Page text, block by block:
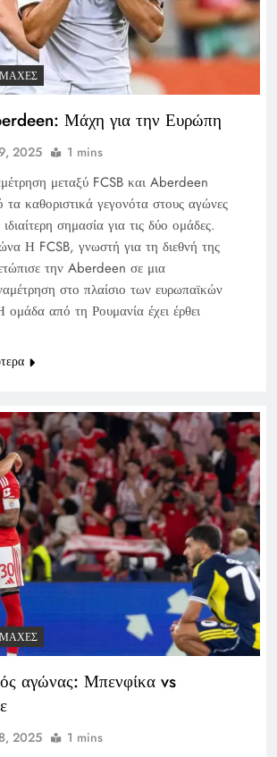
Μάχη για την Ευρώπη
2025 1 mins
μεταξύ FCSB και Aberdeen
τα καθοριστικά γεγονότα στους αγώνες
σημασία για τις δύο ομάδες.
Η FCSB, γνωστή για τη διεθνή της
την Aberdeen σε μια
στο πλαίσιο των ευρωπαϊκών
από τη Ρουμανία έχει έρθει
αγώνας: Μπενφίκα vs
2025 1 mins